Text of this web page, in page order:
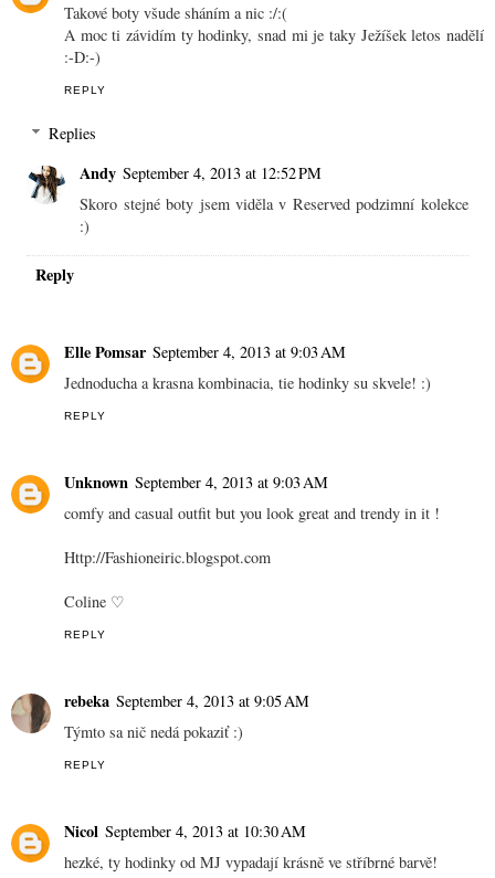
Takové boty všude sháním a nic :/:(
A moc ti závidím ty hodinky, snad mi je taky Ježíšek letos nadělí
:-D:-)
REPLY
Replies
Andy September 4, 2013 at 12:52 PM
Skoro stejné boty jsem viděla v Reserved podzimní kolekce
:)
Reply
Elle Pomsar September 4, 2013 at 9:03 AM
Jednoducha a krasna kombinacia, tie hodinky su skvele! :)
REPLY
Unknown September 4, 2013 at 9:03 AM
comfy and casual outfit but you look great and trendy in it !
Http://Fashioneiric.blogspot.com
Coline ♡
REPLY
rebeka September 4, 2013 at 9:05 AM
Týmto sa nič nedá pokaziť :)
REPLY
Nicol September 4, 2013 at 10:30 AM
hezké, ty hodinky od MJ vypadají krásně ve stříbrné barvě!